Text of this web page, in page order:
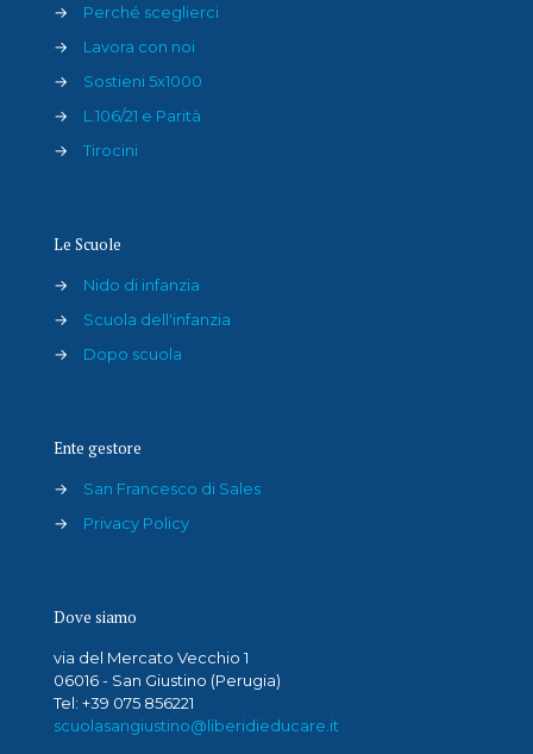
→
Perché sceglierci
→
Lavora con noi
→
Sostieni 5x1000
→
L.106/21 e Parità
→
Tirocini
Le Scuole
→
Nido di infanzia
→
Scuola dell'infanzia
→
Dopo scuola
Ente gestore
→
San Francesco di Sales
→
Privacy Policy
Dove siamo
via del Mercato Vecchio 1
06016 - San Giustino (Perugia)
Tel: +39 075 856221
scuolasangiustino@liberidieducare.it